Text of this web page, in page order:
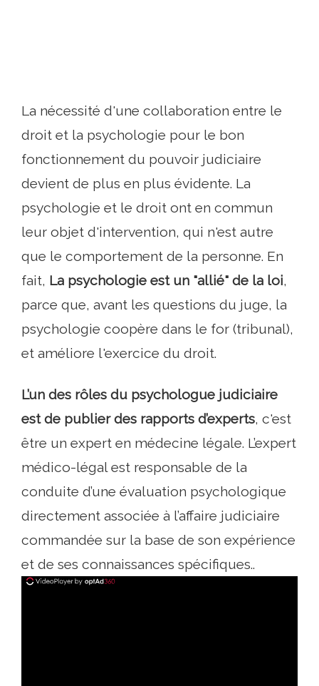
La nécessité d'une collaboration entre le
droit et la psychologie pour le bon
fonctionnement du pouvoir judiciaire
devient de plus en plus évidente. La
psychologie et le droit ont en commun
leur objet d'intervention, qui n'est autre
que le comportement de la personne. En
fait, La psychologie est un "allié" de la loi,
parce que, avant les questions du juge, la
psychologie coopère dans le for (tribunal),
et améliore l'exercice du droit.
L’un des rôles du psychologue judiciaire
est de publier des rapports d’experts, c'est
être un expert en médecine légale. L’expert
médico-légal est responsable de la
conduite d’une évaluation psychologique
directement associée à l’affaire judiciaire
commandée sur la base de son expérience
et de ses connaissances spécifiques..